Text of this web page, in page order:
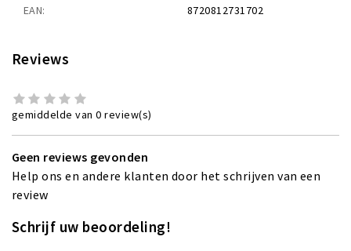
EAN:
8720812731702
Reviews
gemiddelde van 0 review(s)
Geen reviews gevonden
Help ons en andere klanten door het schrijven van een
review
Schrijf uw beoordeling!